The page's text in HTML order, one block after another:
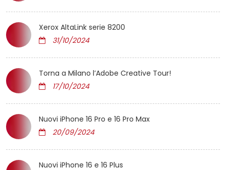
Xerox AltaLink serie 8200
31/10/2024
Torna a Milano l’Adobe Creative Tour!
17/10/2024
Nuovi iPhone 16 Pro e 16 Pro Max
20/09/2024
Nuovi iPhone 16 e 16 Plus